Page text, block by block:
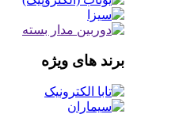
برند های ویژه